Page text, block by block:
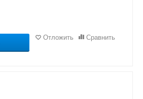
Отложить Сравнить